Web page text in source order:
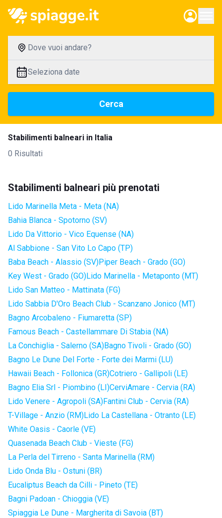
Dove vuoi andare?
Seleziona date
Cerca
Stabilimenti balneari in Italia
0 Risultati
Stabilimenti balneari più prenotati
Lido Marinella Meta - Meta (NA)
Bahia Blanca - Spotorno (SV)
Lido Da Vittorio - Vico Equense (NA)
Al Sabbione - San Vito Lo Capo (TP)
Baba Beach - Alassio (SV)Piper Beach - Grado (GO)
Key West - Grado (GO)Lido Marinella - Metaponto (MT)
Lido San Matteo - Mattinata (FG)
Lido Sabbia D'Oro Beach Club - Scanzano Jonico (MT)
Bagno Arcobaleno - Fiumaretta (SP)
Famous Beach - Castellammare Di Stabia (NA)
La Conchiglia - Salerno (SA)Bagno Tivoli - Grado (GO)
Bagno Le Dune Del Forte - Forte dei Marmi (LU)
Hawaii Beach - Follonica (GR)Cotriero - Gallipoli (LE)
Bagno Elia Srl - Piombino (LI)CerviAmare - Cervia (RA)
Lido Venere - Agropoli (SA)Fantini Club - Cervia (RA)
T-Village - Anzio (RM)Lido La Castellana - Otranto (LE)
White Oasis - Caorle (VE)
Quasenada Beach Club - Vieste (FG)
La Perla del Tirreno - Santa Marinella (RM)
Lido Onda Blu - Ostuni (BR)
Eucaliptus Beach da Cilli - Pineto (TE)
Bagni Padoan - Chioggia (VE)
Spiaggia Le Dune - Margherita di Savoia (BT)